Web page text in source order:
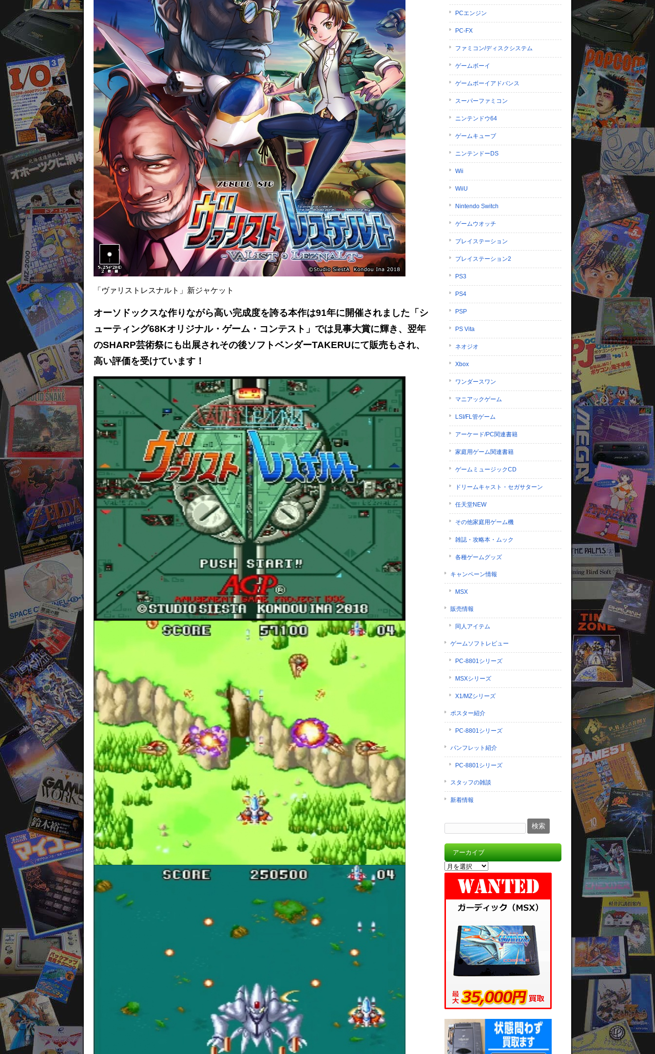
「ヴァリストレスナルト」新ジャケット
オーソドックスな作りながら高い完成度を誇る本作は91年に開催されました「シ
ューティング68Kオリジナル・ゲーム・コンテスト」では見事大賞に輝き、翌年
のSHARP芸術祭にも出展されその後ソフトベンダーTAKERUにて販売もされ、
高い評価を受けています！
PCエンジン
PC-FX
ファミコン/ディスクシステム
ゲームボーイ
ゲームボーイアドバンス
スーパーファミコン
ニンテンドウ64
ゲームキューブ
ニンテンドーDS
Wii
WiiU
Nintendo Switch
ゲームウオッチ
プレイステーション
プレイステーション2
PS3
PS4
PSP
PS Vita
ネオジオ
Xbox
ワンダースワン
マニアックゲーム
LSI/FL管ゲーム
アーケード/PC関連書籍
家庭用ゲーム関連書籍
ゲームミュージックCD
ドリームキャスト・セガサターン
任天堂NEW
その他家庭用ゲーム機
雑誌・攻略本・ムック
各種ゲームグッズ
キャンペーン情報
MSX
販売情報
同人アイテム
ゲームソフトレビュー
PC-8801シリーズ
MSXシリーズ
X1/MZシリーズ
ポスター紹介
PC-8801シリーズ
パンフレット紹介
PC-8801シリーズ
スタッフの雑談
新着情報
アーカイブ